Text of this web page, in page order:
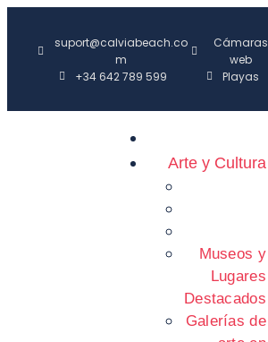
suport@calviabeach.co
m
+34 642 789 599
Cámaras
web
Playas
Arte y Cultura
Museos y
Lugares
Destacados
Galerías de